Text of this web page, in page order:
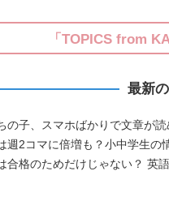
「TOPICS from
最新
ちの子、スマホばかりで文章が
週2コマに倍増も？小中学生の
合格のためだけじゃない？ 英